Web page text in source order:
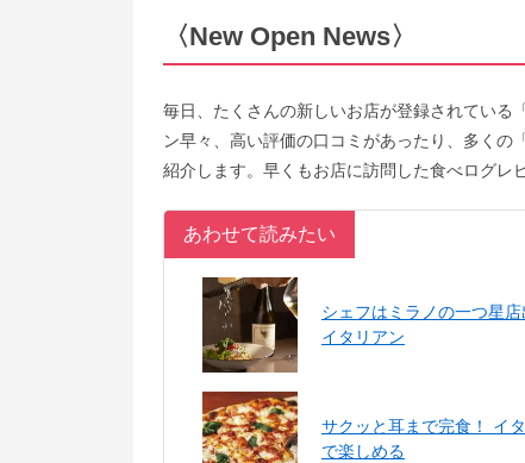
〈New Open News〉
毎日、たくさんの新しいお店が登録されている
ン早々、高い評価の口コミがあったり、多く
紹介します。早くもお店に訪問した食べログレ
あわせて読みたい
シェフはミラノの一つ星
イタリアン
サクッと耳まで完食！ イ
で楽しめる